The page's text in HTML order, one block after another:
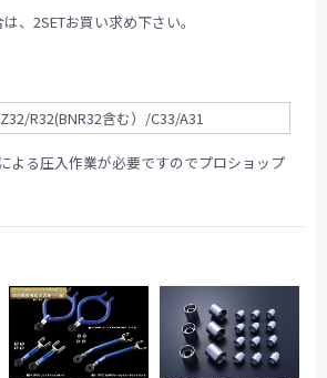
、2SETお買い求め下さい。
R32(BNR32含む）/C33/A31
よる圧入作業が必要ですのでプロショップ